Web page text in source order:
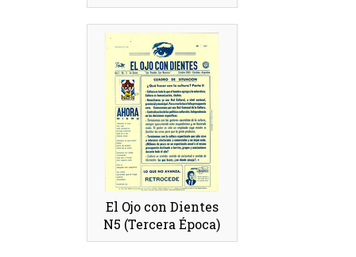
El Ojo con Dientes
N5 (Tercera Época)